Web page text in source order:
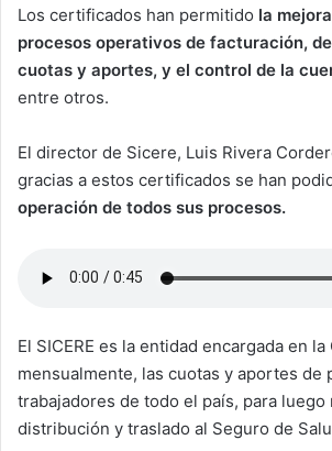
Los certificados han permitido la
procesos operativos de facturación,
cuotas y aportes, y el control de la
entre otros.
El director de Sicere, Luis Rivera
gracias a estos certificados se han
operación de todos sus procesos.
El SICERE es la entidad encargada en
mensualmente, las cuotas y aportes de
trabajadores de todo el país, para luego
distribución y traslado al Seguro de